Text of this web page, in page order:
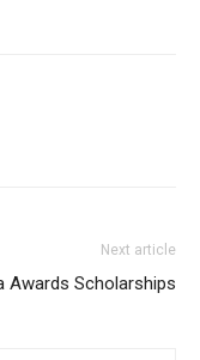
Next article
Awards Scholarships